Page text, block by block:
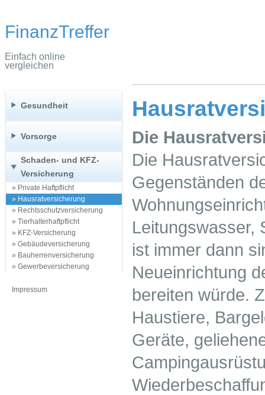
FinanzTreffer
Einfach online
vergleichen
Gesundheit
Vorsorge
Schaden- und KFZ-
Versicherung
» Private Haftpflicht
» Hausratversicherung
» Rechtsschutzversicherung
» Tierhalterhaftpflicht
» KFZ-Versicherung
» Gebäudeversicherung
» Bauherrenversicherung
» Gewerbeversicherung
Impressum
Die
Die
Gegenständen
Leitungswasser,
ist immer dann
Neueinrichtung
bereiten würde.
Haustiere,
Geräte,